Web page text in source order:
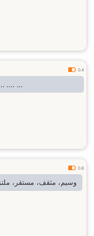
0.4
.... ...
0.6
وسيم، مثقف، مستقر،